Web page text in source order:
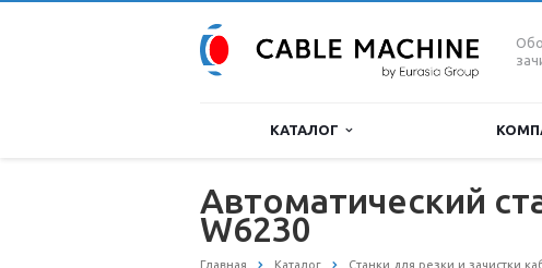
КАТАЛОГ
Автоматический
W6230
Главная Каталог Станки для резки и зачистки